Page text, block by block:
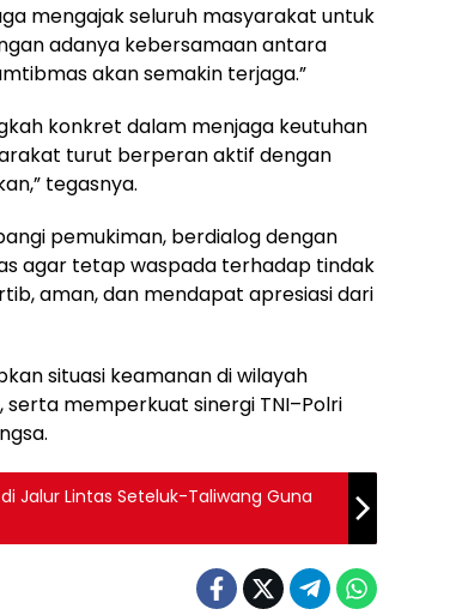
mengajak seluruh masyarakat untuk
adanya kebersamaan antara
akan semakin terjaga.”
konkret dalam menjaga keutuhan
turut berperan aktif dengan
tegasnya.
pemukiman, berdialog dengan
agar tetap waspada terhadap tindak
aman, dan mendapat apresiasi dari
situasi keamanan di wilayah
memperkuat sinergi TNI–Polri
Jalur Lintas Seteluk-Taliwang Guna